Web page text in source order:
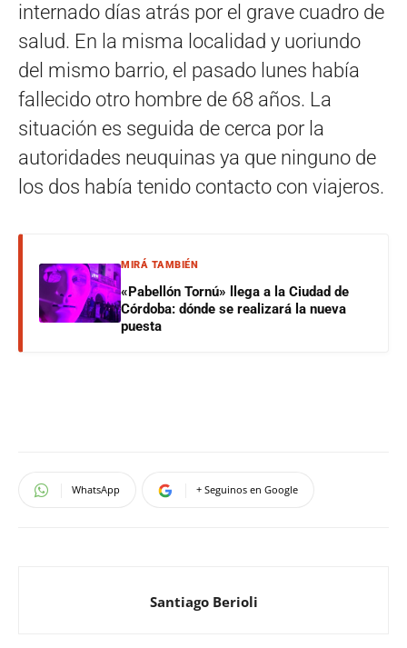
internado días atrás por el grave cuadro de
salud. En la misma localidad y uoriundo
del mismo barrio, el pasado lunes había
fallecido otro hombre de 68 años. La
situación es seguida de cerca por la
autoridades neuquinas ya que ninguno de
los dos había tenido contacto con viajeros.
MIRÁ TAMBIÉN
«Pabellón Tornú» llega a la Ciudad de
Córdoba: dónde se realizará la nueva
puesta
WhatsApp + Seguinos en Google
Santiago Berioli